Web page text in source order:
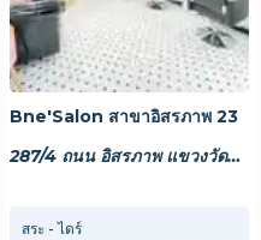
ะ ซอย
Bne'Salon สาขาอิสรภาพ 23
287/4 ถนน อิสรภาพ แขวงวัดท่าพระ เขตบางกอกใหญ่ กรุงเทพมหานคร 10600
สระ - ไดร์